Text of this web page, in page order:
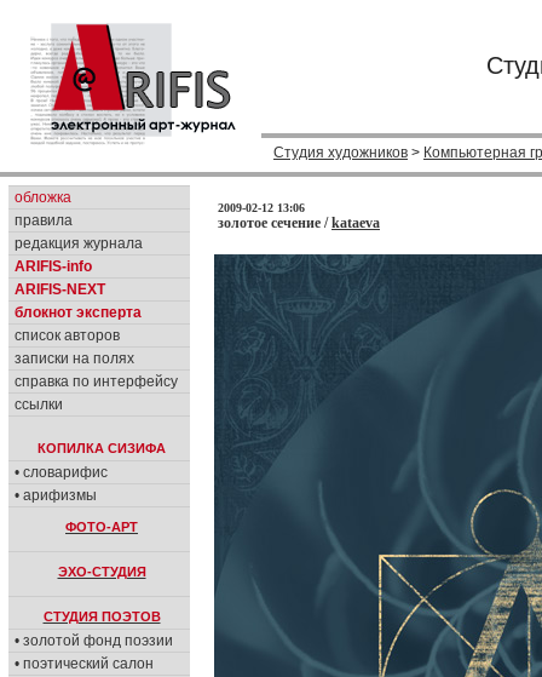
Студия художников > Компьютерная
обложка
правила
редакция журнала
ARIFIS-info
ARIFIS-NEXT
блокнот эксперта
список авторов
записки на полях
справка по интерфейсу
ссылки
КОПИЛКА СИЗИФА
• словарифис
• арифизмы
ФОТО-АРТ
ЭХО-СТУДИЯ
СТУДИЯ ПОЭТОВ
• золотой фонд поэзии
• поэтический салон
2009-02-12 13:06
золотое сечение /kataeva